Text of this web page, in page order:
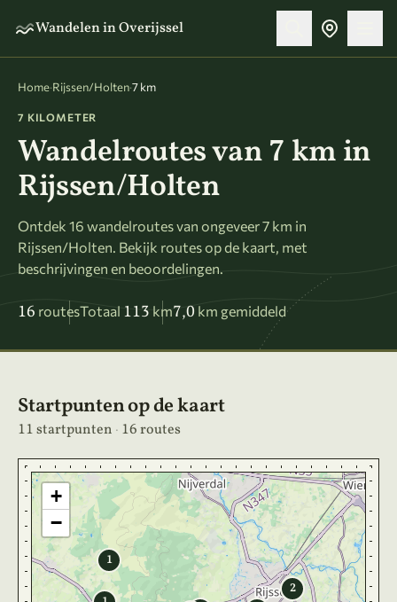
Wandelen in Overijssel
Home·Rijssen/Holten·7 km
7 KILOMETER
Wandelroutes van 7 km in
Rijssen/Holten
Ontdek 16 wandelroutes van ongeveer 7 km in
Rijssen/Holten. Bekijk routes op de kaart, met
beschrijvingen en beoordelingen.
16 routesTotaal 113 km7,0 km gemiddeld
Startpunten op de kaart
11 startpunten · 16 routes
2
1
+
−